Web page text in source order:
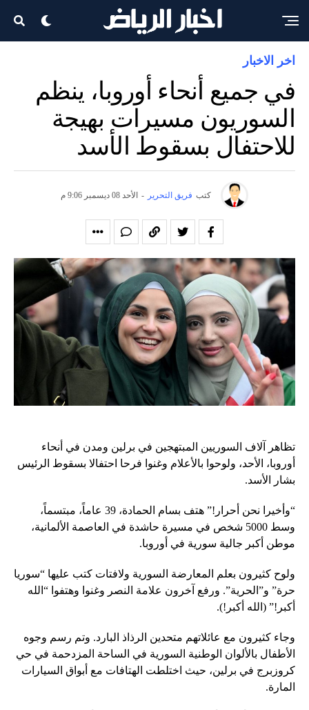
اخر الاخبار
في جميع أنحاء أوروبا، ينظم
السوريون مسيرات بهيجة
للاحتفال بسقوط الأسد
كتب فريق التحرير - الأحد 08 ديسمبر 9:06 م
تظاهر آلاف السوريين المبتهجين في برلين ومدن في أنحاء
أوروبا، الأحد، ولوحوا بالأعلام وغنوا فرحا احتفالا بسقوط الرئيس
بشار الأسد.
“وأخيرا نحن أحرار!” هتف بسام الحمادة، 39 عاماً، مبتسماً،
وسط 5000 شخص في مسيرة حاشدة في العاصمة الألمانية،
موطن أكبر جالية سورية في أوروبا.
ولوح كثيرون بعلم المعارضة السورية ولافتات كتب عليها “سوريا
حرة” و”الحرية”. ورفع آخرون علامة النصر وغنوا وهتفوا “الله
أكبر!” (الله أكبر!).
وجاء كثيرون مع عائلاتهم متحدين الرذاذ البارد. وتم رسم وجوه
الأطفال بالألوان الوطنية السورية في الساحة المزدحمة في حي
كروزبرج في برلين، حيث اختلطت الهتافات مع أبواق السيارات
المارة.